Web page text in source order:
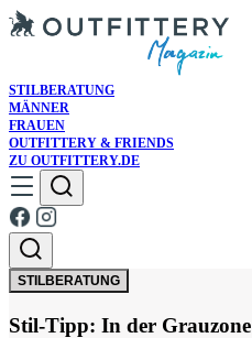
STILBERATUNG
MÄNNER
FRAUEN
OUTFITTERY & FRIENDS
ZU OUTFITTERY.DE
STILBERATUNG
Stil-Tipp: In der Grauzone